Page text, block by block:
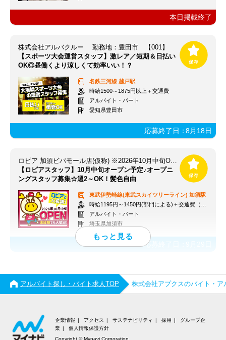
本日掲載終了
株式会社アルバクルー 勤務地：豊田市 【001】
【スポーツ大会運営スタッフ】激レア／短期＆日払い
OK◎昼働くより涼しくて効率いい！？
名鉄三河線 越戸駅
時給1500～1875円以上＋交通費
アルバイト・パート
愛知県豊田市
応募終了日：8月18日
ロピア 加須ビバモール店(仮称) ※2026年10月中旬OPEN予定
【ロピアスタッフ】10月中旬オープン予定♪オープニ
ングスタッフ募集☆週2～OK！髪色自由
東武伊勢崎線(東武スカイツリーライン) 加須駅
時給1195円～1450円(部門による)＋交通費（社内規定）
アルバイト・パート
埼玉県加須市
応募終了日：
アルバイト探し・バイト求人TOP 株式会社アプクスのバイト・ア
企業情報 アクセス サステナビリティ 採用
グループ企
業
個人情報保護方針
Copyright © Mynavi Corporation